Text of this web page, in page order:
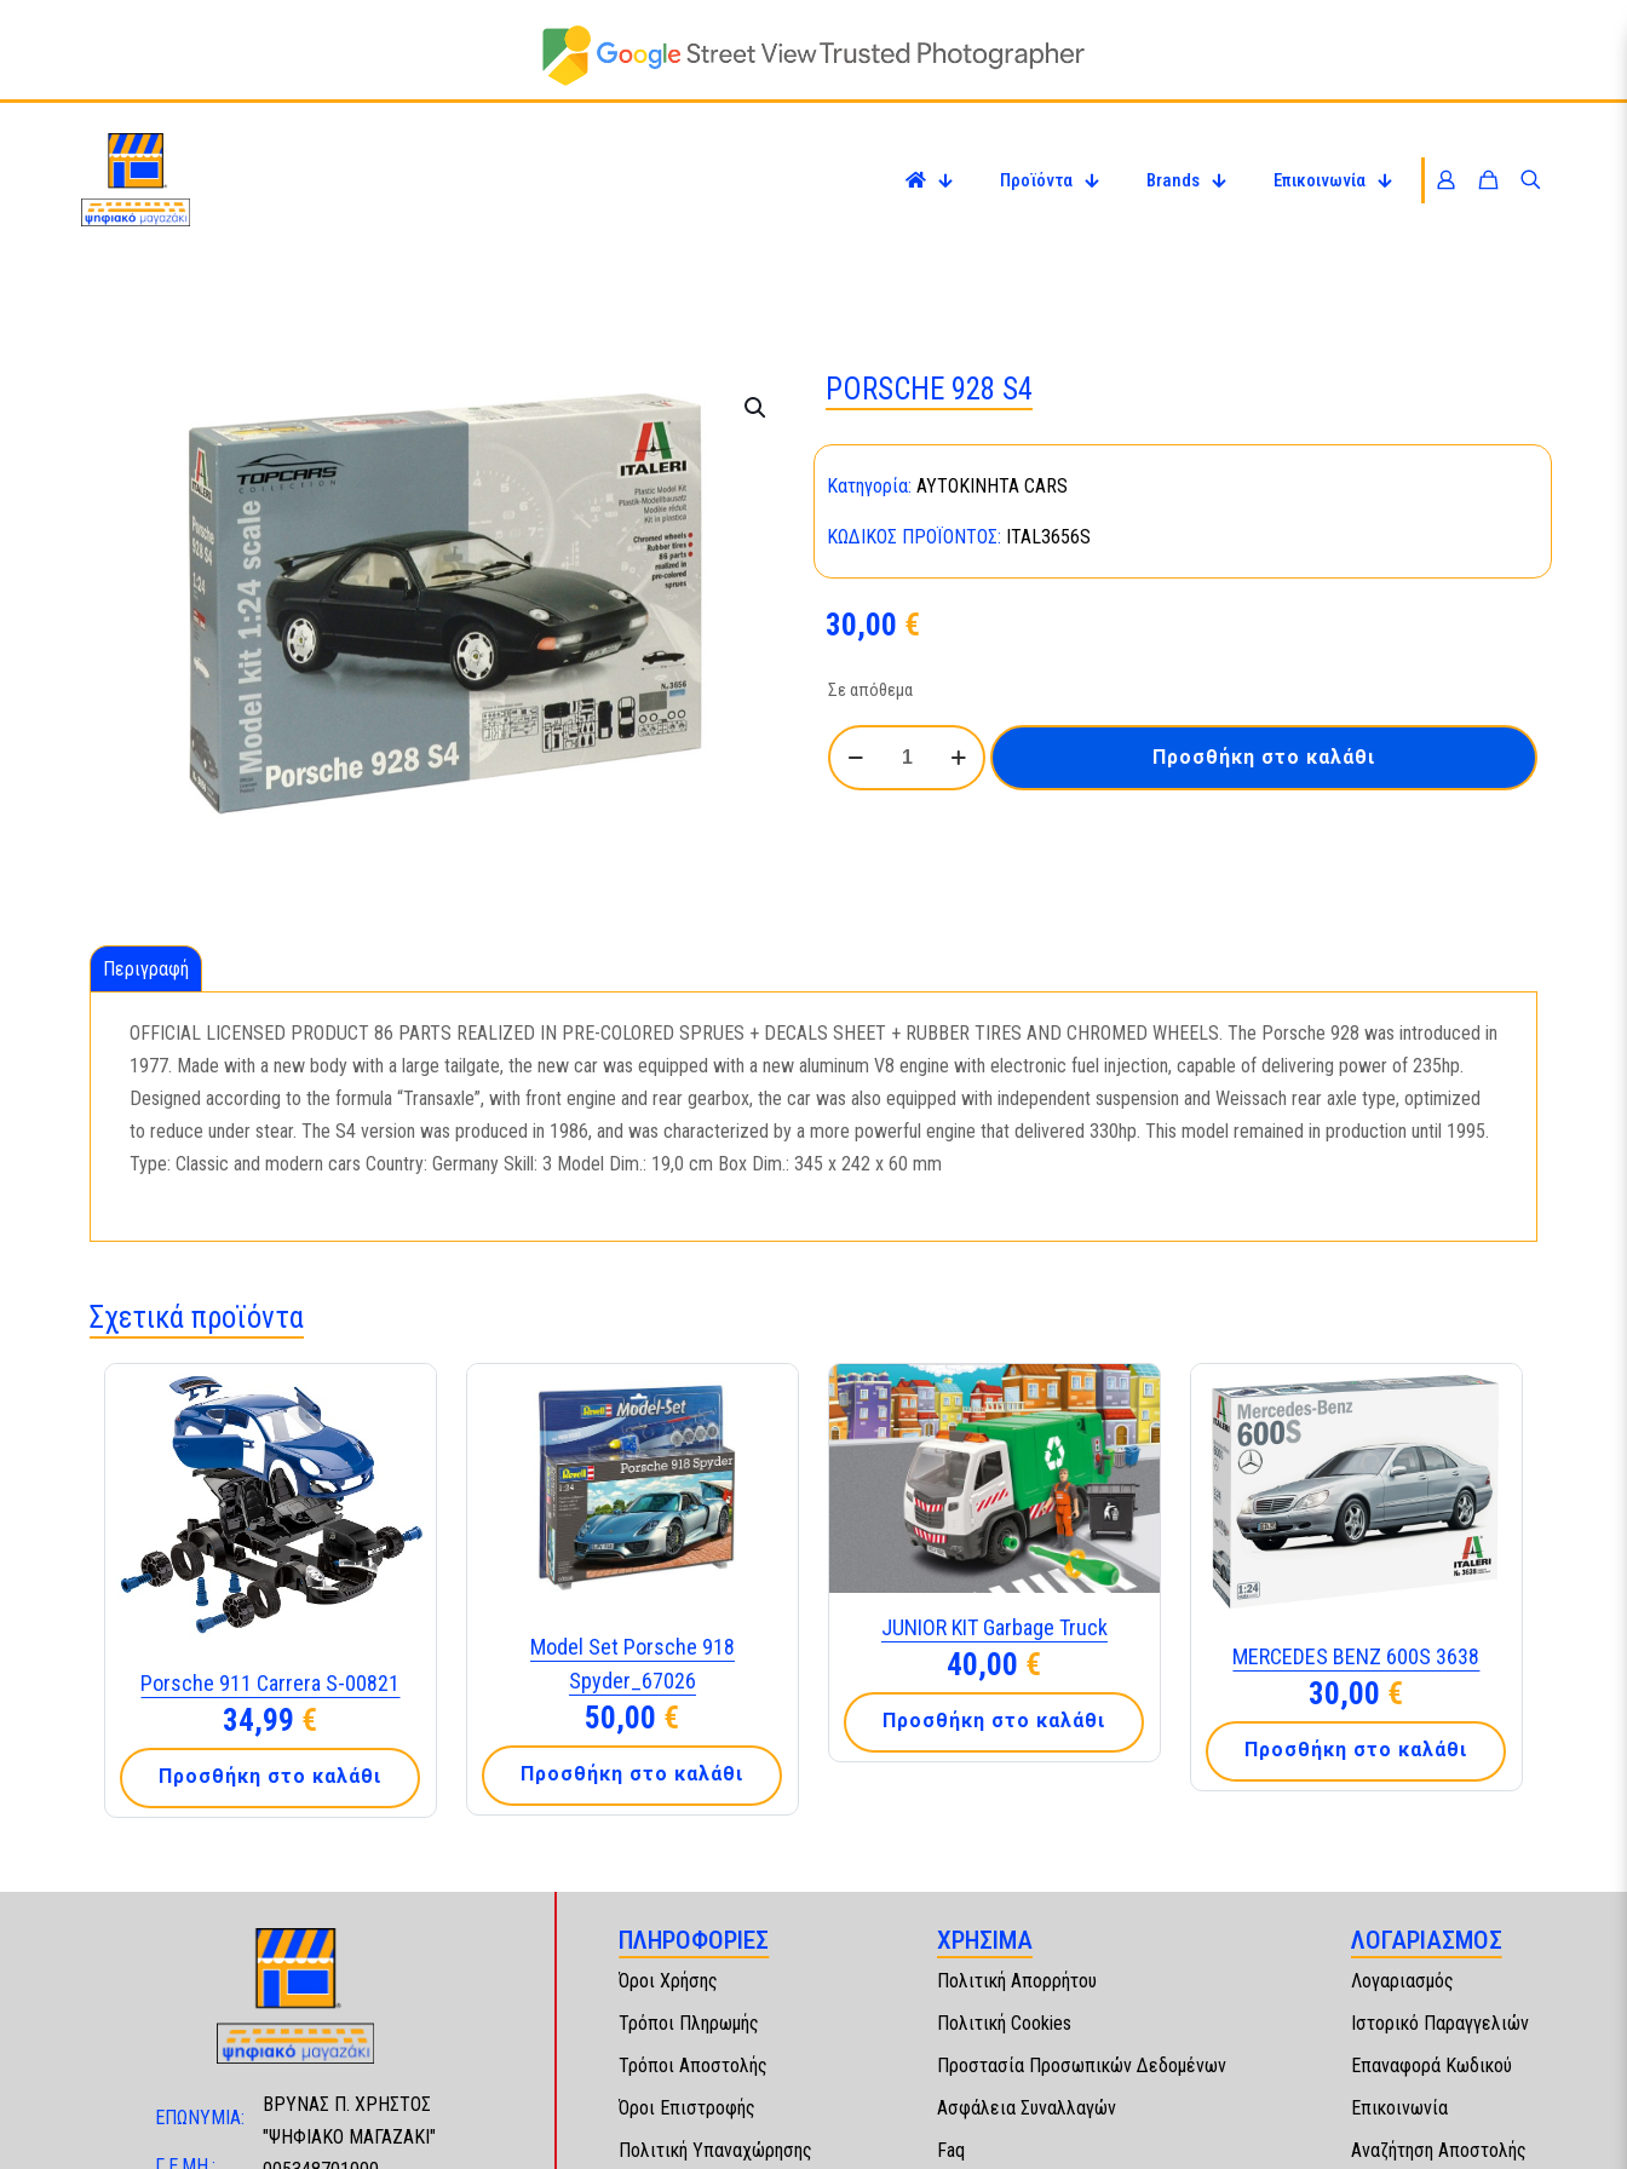
Προϊόντα Brands Επικοινωνία
PORSCHE 928 S4
Κατηγορία: ΑΥΤΟΚΙΝΗΤΑ CARS
ΚΩΔΙΚΌΣ ΠΡΟΪΌΝΤΟΣ: ITAL3656S
30,00 €
Σε απόθεμα
PORSCHE
928
Προσθήκη στο καλάθι
Περιγραφή
OFFICIAL LICENSED PRODUCT 86 PARTS REALIZED IN PRE-COLORED SPRUES + DECALS SHEET + RUBBER TIRES AND CHROMED WHEELS. The Porsche 928 was introduced in
1977. Made with a new body with a large tailgate, the new car was equipped with a new aluminum V8 engine with electronic fuel injection, capable of delivering power of 235hp.
Designed according to the formula “Transaxle”, with front engine and rear gearbox, the car was also equipped with independent suspension and Weissach rear axle type, optimized
to reduce under stear. The S4 version was produced in 1986, and was characterized by a more powerful engine that delivered 330hp. This model remained in production until 1995.
Type: Classic and modern cars Country: Germany Skill: 3 Model Dim.: 19,0 cm Box Dim.: 345 x 242 x 60 mm
Σχετικά προϊόντα
Porsche 911 Carrera S-00821
34,99 €
Προσθήκη στο καλάθι
Model Set Porsche 918
Spyder_67026
50,00 €
Προσθήκη στο καλάθι
JUNIOR KIT Garbage Truck
40,00 €
Προσθήκη στο καλάθι
MERCEDES BENZ 600S 3638
30,00 €
Προσθήκη στο καλάθι
ΕΠΩΝΥΜΙΑ:
ΒΡΥΝΑΣ Π. ΧΡΗΣΤΟΣ
"ΨΗΦΙΑΚΟ ΜΑΓΑΖΑΚΙ"
ΠΛΗΡΟΦΟΡΙΕΣ
Όροι Χρήσης
Τρόποι Πληρωμής
Τρόποι Αποστολής
Όροι Επιστροφής
Πολιτική Υπαναχώρησης
ΧΡΗΣΙΜΑ
Πολιτική Απορρήτου
Πολιτική Cookies
Προστασία Προσωπικών Δεδομένων
Ασφάλεια Συναλλαγών
Faq
ΛΟΓΑΡΙΑΣΜΟΣ
Λογαριασμός
Ιστορικό Παραγγελιών
Επαναφορά Κωδικού
Επικοινωνία
Αναζήτηση Αποστολής